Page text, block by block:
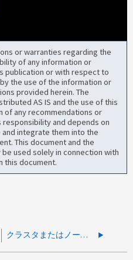
or warranties regarding the
of any information or
publication or with respect to
the use of the information or
provided herein. The
AS IS and the use of this
of any recommendations or
and depends on
integrate them into the
This document and the
used solely in connection with
this document.
クラスタまたはノード管理LIFへのSSHが失敗している